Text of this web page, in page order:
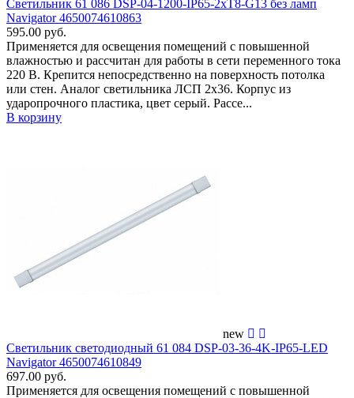
Светильник 61 086 DSP-04-1200-IP65-2хT8-G13 без ламп
Navigator 4650074610863
595.00 руб.
Применяется для освещения помещений c повышенной
влажностью и рассчитан для работы в сети переменного тока
220 В. Крепится непосредственно на поверхность потолка
или стен. Аналог светильника ЛСП 2х36. Корпус из
ударопрочного пластика, цвет серый. Рассе...
В корзину
new
Светильник светодиодный 61 084 DSP-03-36-4K-IP65-LED
Navigator 4650074610849
697.00 руб.
Применяется для освещения помещений c повышенной